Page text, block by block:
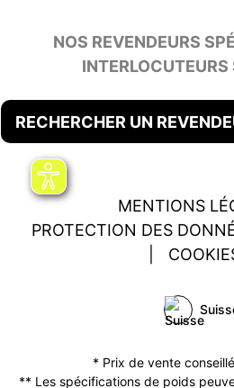
NOS REVENDEURS
INTERLOCUTEURS
RECHERCHER UN
MENTIONS
PROTECTION DES
* Prix de vente
** Les spécifications de poids